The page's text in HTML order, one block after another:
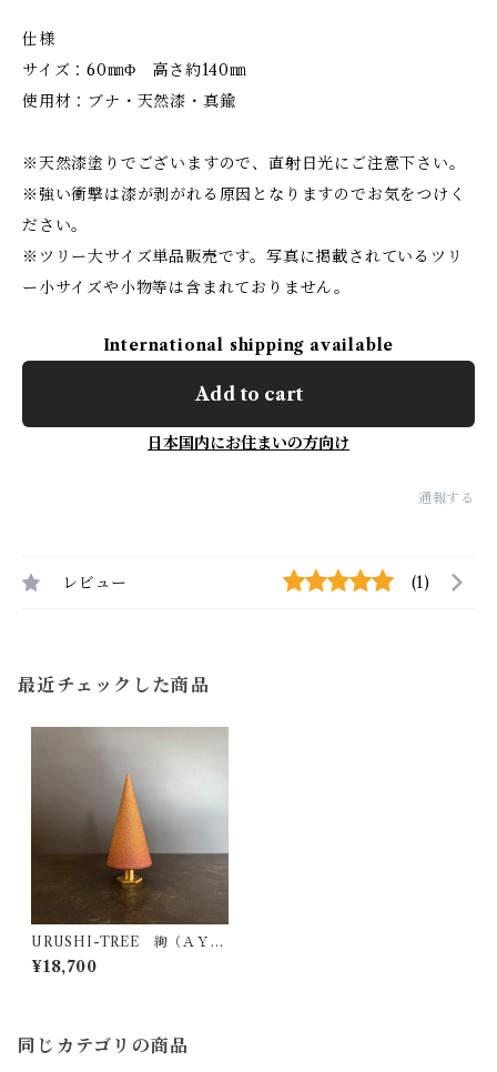
仕様
サイズ：60㎜Φ 高さ約140㎜
使用材：ブナ・天然漆・真鍮
※天然漆塗りでございますので、直射日光にご注意下さい。
※強い衝撃は漆が剥がれる原因となりますのでお気をつけく
ださい。
※ツリー大サイズ単品販売です。写真に掲載されているツリ
ー小サイズや小物等は含まれておりません。
International shipping available
Add to cart
日本国内にお住まいの方向け
通報する
レビュー (1)
最近チェックした商品
URUSHI-TREE 絢（ＡＹ
Ａ）
¥18,700
同じカテゴリの商品